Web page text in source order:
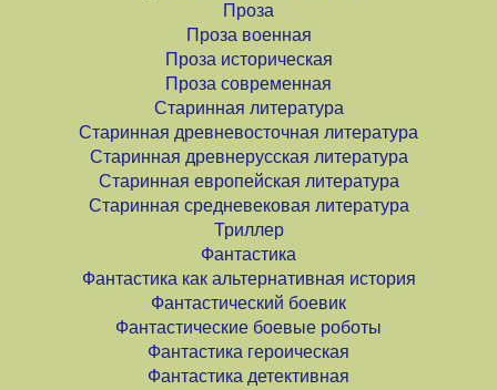
Проза
Проза военная
Проза историческая
Проза современная
Старинная литература
Старинная древневосточная литература
Старинная древнерусская литература
Старинная европейская литература
Старинная средневековая литература
Триллер
Фантастика
Фантастика как альтернативная история
Фантастический боевик
Фантастические боевые роботы
Фантастика героическая
Фантастика детективная